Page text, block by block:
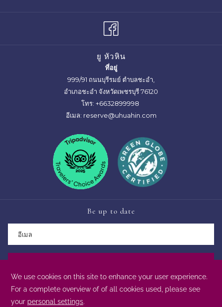
เมื่อคุณเข้าใช้เว็บไซต์ของเราแสดงว่าคุณยินยอมให้เราใช้คุกกี้
ตามนโยบายคุกกี้ของเรา
ยู หัวหิน
ที่อยู่
999/91 ถนนบุรีรมย์ ตำบลชะอำ,
อำเภอชะอำ จังหวัดเพชรบุรี 76120
โทร: +6632899998
อีเมล: reserve@uhuahin.com
Be up to date
GDS Code : Apollo/Galileo: H9494 | Sabre: 604530 | Worldspan: